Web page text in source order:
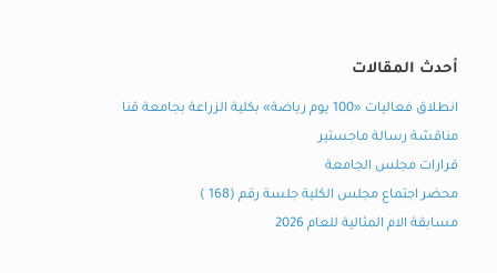
أحدث المقالات
انطلاق فعاليات «100 يوم رياضة» بكلية الزراعة بجامعة قنا
مناقشة رسالة ماجستير
قرارات مجلس الجامعة
محضر اجتماع مجلس الكلية جلسة رقم (168 )
مسابقة الام المثالية للعام 2026